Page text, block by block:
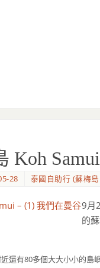
Koh
28 泰國自助行 (蘇梅
9月
的
還有80多個大大小小的島